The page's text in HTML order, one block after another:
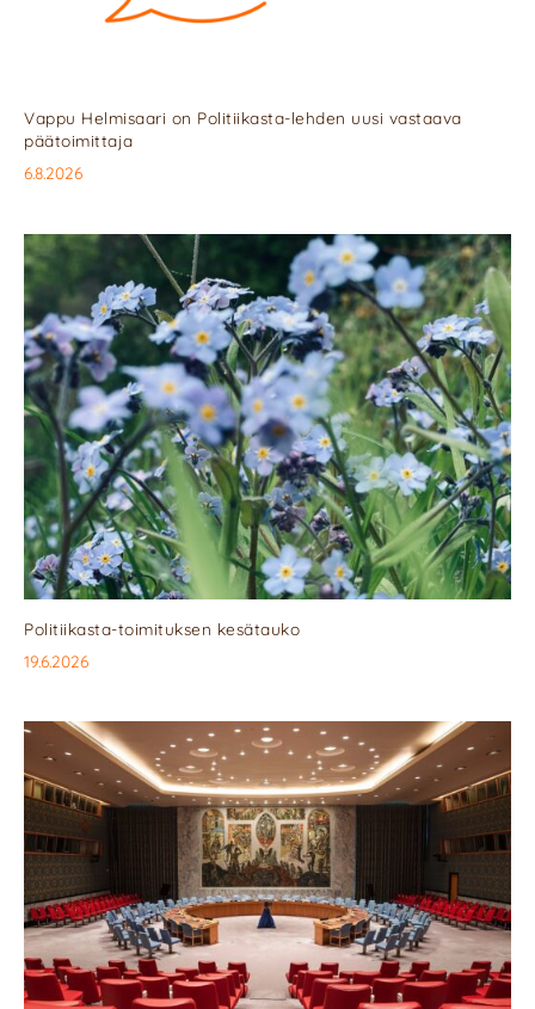
Vappu Helmisaari on Politiikasta-lehden uusi vastaava
päätoimittaja
6.8.2026
Politiikasta-toimituksen kesätauko
19.6.2026